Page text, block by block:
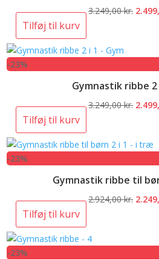
3.249,00kr. Den
Tilføj til kurv
-23%
Gymnastik ribbe 2
3.249,00kr. Den
var:
Tilføj til kurv
-23%
Gymnastik ribbe til
2.924,00kr. Den
Tilføj til kurv
-23%